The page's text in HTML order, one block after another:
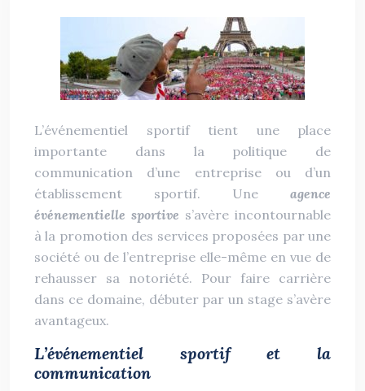
L’événementiel sportif tient une place
importante dans la politique de
communication d’une entreprise ou d’un
établissement sportif. Une agence
événementielle sportive s’avère incontournable
à la promotion des services proposées par une
société ou de l’entreprise elle-même en vue de
rehausser sa notoriété. Pour faire carrière
dans ce domaine, débuter par un stage s’avère
avantageux.
L’événementiel sportif et la
communication